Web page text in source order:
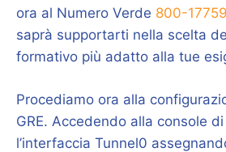
ora al Numero Verde 800-
saprà supportarti nella scelta
formativo più adatto alla tue
Procediamo ora alla
GRE. Accedendo alla console
l’interfaccia Tunnel0